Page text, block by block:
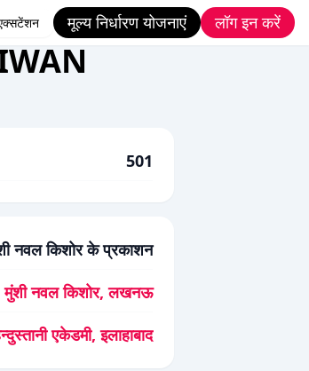
मूल्य निर्धारण योजनाएं लॉग इन करें
501
नवल किशोर के प्रकाशन
मुंशी नवल किशोर, लखनऊ
एकेडमी, इलाहाबाद